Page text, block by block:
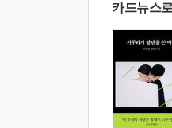
카드뉴스